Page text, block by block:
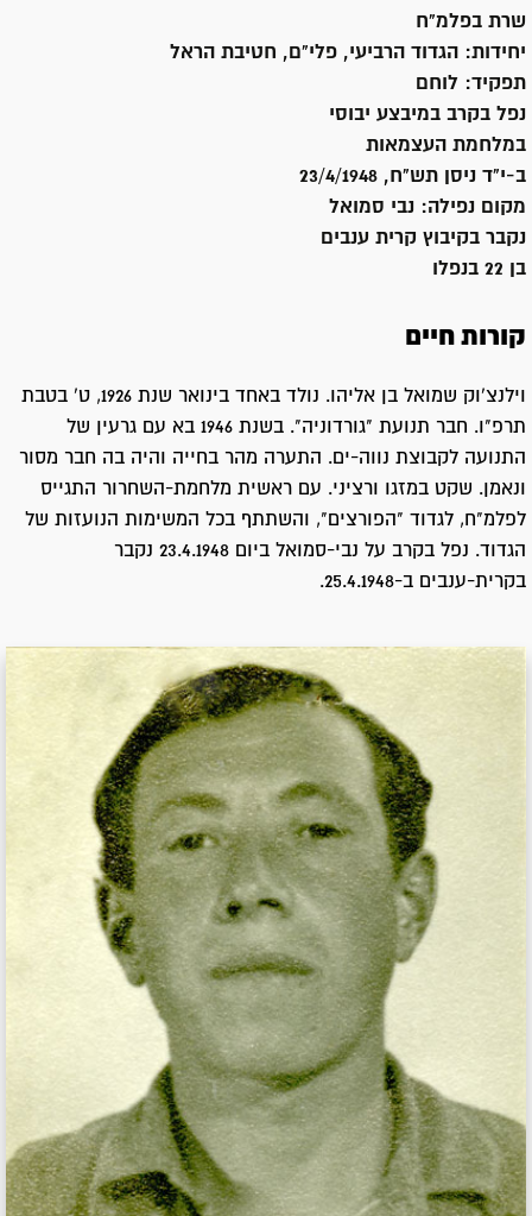
שרת בפלמ"ח
יחידות: הגדוד הרביעי, פלי"ם, חטיבת הראל
תפקיד: לוחם
נפל בקרב במיבצע יבוסי
במלחמת העצמאות
ב-י"ד ניסן תש"ח, 23/4/1948
מקום נפילה: נבי סמואל
נקבר בקיבוץ קרית ענבים
בן 22 בנפלו
קורות חיים
וילנצ'וק שמואל בן אליהו. נולד באחד בינואר שנת 1926, ט' בטבת
תרפ"ו. חבר תנועת "גורדוניה". בשנת 1946 בא עם גרעין של
התנועה לקבוצת נווה-ים. התערה מהר בחייה והיה בה חבר מסור
ונאמן. שקט במזגו ורציני. עם ראשית מלחמת-השחרור התגייס
לפלמ"ח, לגדוד "הפורצים", והשתתף בכל המשימות הנועזות של
הגדוד. נפל בקרב על נבי-סמואל ביום 23.4.1948 נקבר
בקרית-ענבים ב-25.4.1948.